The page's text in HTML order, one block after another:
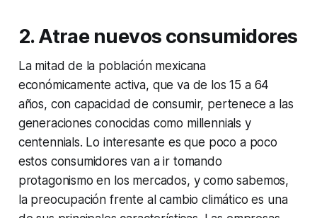
2. Atrae nuevos consumidores
La mitad de la población mexicana
económicamente activa, que va de los 15 a 64
años, con capacidad de consumir, pertenece a las
generaciones conocidas como millennials y
centennials. Lo interesante es que poco a poco
estos consumidores van a ir tomando
protagonismo en los mercados, y como sabemos,
la preocupación frente al cambio climático es una